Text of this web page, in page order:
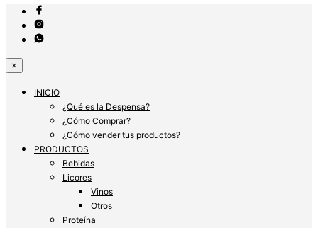
×
INICIO
¿Qué es la Despensa?
¿Cómo Comprar?
¿Cómo vender tus productos?
PRODUCTOS
Bebidas
Licores
Vinos
Otros
Proteína